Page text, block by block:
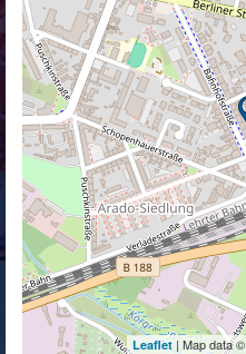
Leaflet| Map data ©